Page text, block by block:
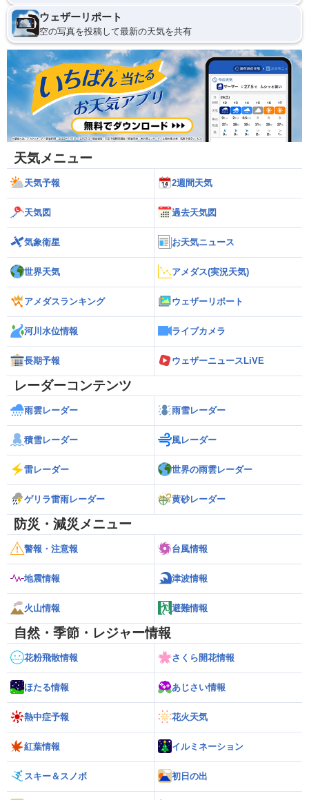
ウェザーリポート
空の写真を投稿して最新の天気を共有
天気メニュー
天気予報 2週間天気
天気図 過去天気図
気象衛星 お天気ニュース
世界天気 アメダス(実況天気)
アメダスランキング ウェザーリポート
河川水位情報 ライブカメラ
長期予報 ウェザーニュースLiVE
レーダーコンテンツ
雨雲レーダー 雨雪レーダー
積雪レーダー 風レーダー
雷レーダー 世界の雨雲レーダー
ゲリラ雷雨レーダー 黄砂レーダー
防災・減災メニュー
警報・注意報 台風情報
地震情報 津波情報
火山情報 避難情報
自然・季節・レジャー情報
花粉飛散情報 さくら開花情報
ほたる情報 あじさい情報
熱中症予報 花火天気
紅葉情報 イルミネーション
スキー＆スノボ 初日の出